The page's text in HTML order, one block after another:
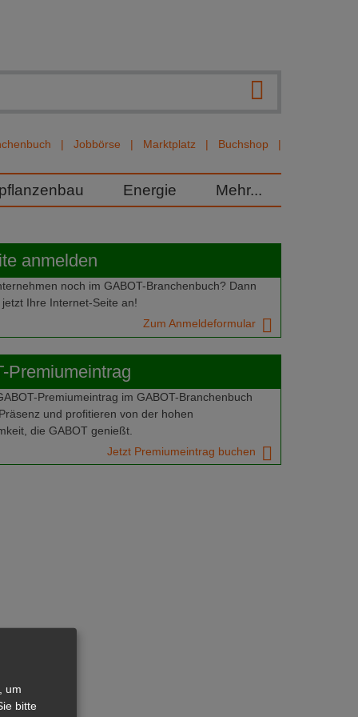
Jobbörse Marktplatz Buchshop
Energie Mehr...
anmelden
noch im GABOT-Branchenbuch? Dann
Ihre Internet-Seite an!
Zum Anmeldeformular
Premiumeintrag
Premiumeintrag im GABOT-Branchenbuch
und profitieren von der hohen
die GABOT genießt.
Jetzt Premiumeintrag buchen
um
bitte